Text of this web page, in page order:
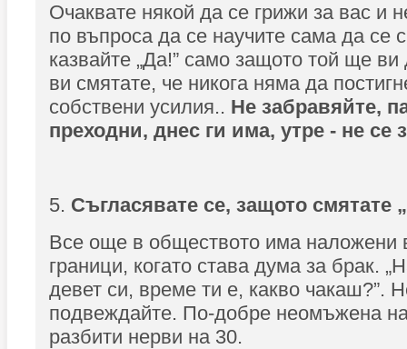
Очаквате някой да се грижи за вас и
по въпроса да се научите сама да се
казвайте „Да!” само защото той ще
ви смятате, че никога няма да
собствени усилия.. Не забравяйте,
преходни, днес ги има, утре - не се
5. Съгласявате се, защото смятате
Все още в обществото има наложени
граници, когато става дума за брак.
девет си, време ти е, какво чакаш?”.
подвеждайте. По-добре неомъжена на
разбити нерви на 30.